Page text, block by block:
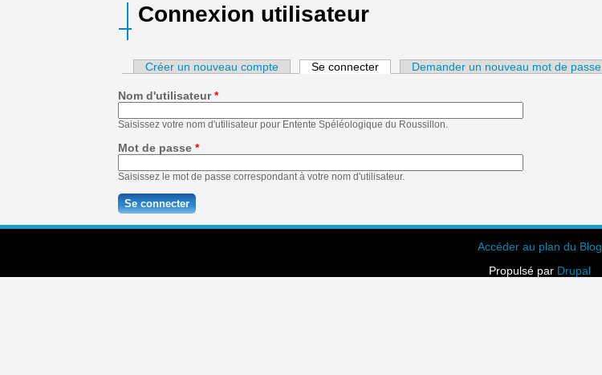
Connexion utilisateur
Créer un nouveau compte Se connecter (onglet actif)Demander un nouveau mot de passe
Nom d'utilisateur*
Saisissez votre nom d'utilisateur pour Entente Spéléologique du Roussillon.
Mot de passe *
Saisissez le mot de passe correspondant à votre nom d'utilisateur.
Accéder au plan du Blog
Propulsé par Drupal